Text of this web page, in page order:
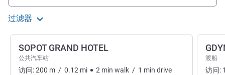
过滤器
SOPOT GRAND HOTEL
公共汽车站
访问:200 m / 0.12 mi 2 min walk / 1 min drive
渡船
访问: